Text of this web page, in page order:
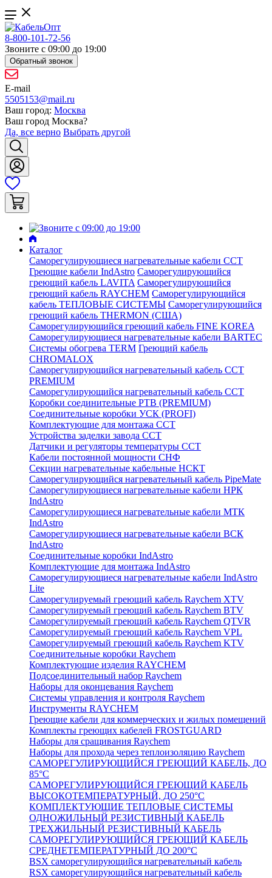
8-800-101-72-56
Звоните с 09:00 до 19:00
Обратный звонок
E-mail
5505153@mail.ru
Ваш город: Москва
Ваш город Москва?
Да, все верно Выбрать другой
Каталог
Саморегулирующиеся нагревательные кабели ССТ
Греющие кабели IndAstro Саморегулирующийся
греющий кабель LAVITA Саморегулирующийся
греющий кабель RAYCHEM Саморегулирующийся
кабель ТЕПЛОВЫЕ СИСТЕМЫ Саморегулирующийся
греющий кабель THERMON (США)
Саморегулирующийся греющий кабель FINE KOREA
Саморегулирующиеся нагревательные кабели BARTEC
Системы обогрева TERM Греющий кабель
CHROMALOX
Саморегулирующийся нагревательный кабель ССТ
PREMIUM
Саморегулирующийся нагревательный кабель ССТ
Коробки соединительные РТВ (PREMIUM)
Соединительные коробки УСК (PROFI)
Комплектующие для монтажа ССТ
Устройства заделки завода ССТ
Датчики и регуляторы температуры ССТ
Кабели постоянной мощности СНФ
Секции нагревательные кабельные НСКТ
Саморегулирующийся нагревательный кабель PipeMate
Саморегулирующиеся нагревательные кабели НРК
IndAstro
Саморегулирующиеся нагревательные кабели МТК
IndAstro
Саморегулирующиеся нагревательные кабели ВСК
IndAstro
Соединительные коробки IndAstro
Комплектующие для монтажа IndAstro
Саморегулирующиеся нагревательные кабели IndAstro
Lite
Саморегулируемый греющий кабель Raychem XTV
Саморегулируемый греющий кабель Raychem BTV
Саморегулируемый греющий кабель Raychem QTVR
Саморегулируемый греющий кабель Raychem VPL
Саморегулируемый греющий кабель Raychem KTV
Соединительные коробки Raychem
Комплектующие изделия RAYCHEM
Подсоединительный набор Raychem
Наборы для оконцевания Raychem
Системы управления и контроля Raychem
Инструменты RAYCHEM
Греющие кабели для коммерческих и жилых помещений
Комплекты греющих кабелей FROSTGUARD
Наборы для сращивания Raychem
Наборы для прохода через теплоизоляцию Raychem
САМОРЕГУЛИРУЮЩИЙСЯ ГРЕЮЩИЙ КАБЕЛЬ, ДО
85°С
САМОРЕГУЛИРУЮЩИЙСЯ ГРЕЮЩИЙ КАБЕЛЬ
ВЫСОКОТЕМПЕРАТУРНЫЙ, ДО 250°С
КОМПЛЕКТУЮЩИЕ ТЕПЛОВЫЕ СИСТЕМЫ
ОДНОЖИЛЬНЫЙ РЕЗИСТИВНЫЙ КАБЕЛЬ
ТРЕХЖИЛЬНЫЙ РЕЗИСТИВНЫЙ КАБЕЛЬ
САМОРЕГУЛИРУЮЩИЙСЯ ГРЕЮЩИЙ КАБЕЛЬ
СРЕДНЕТЕМПЕРАТУРНЫЙ ДО 200°С
BSX саморегулирующийся нагревательный кабель
RSX саморегулирующийся нагревательный кабель